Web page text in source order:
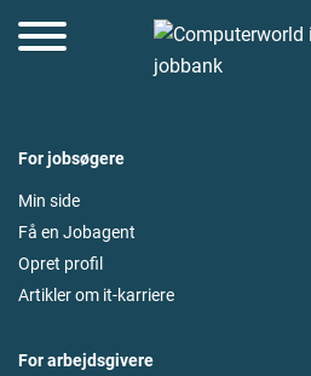
For jobsøgere
Min side
Få en Jobagent
Opret profil
Artikler om it-karriere
For arbejdsgivere